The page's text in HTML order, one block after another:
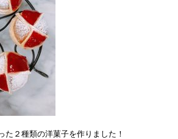
た２種類の洋菓子を作りました！